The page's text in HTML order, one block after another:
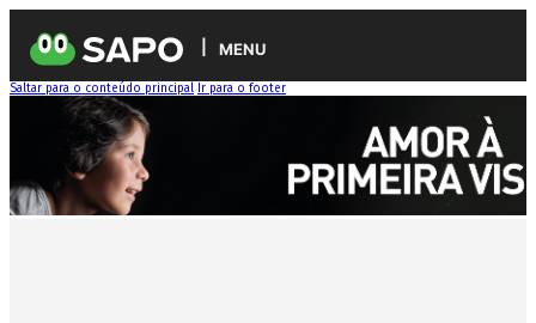
MENU
Saltar para o conteúdo principal Ir para o footer